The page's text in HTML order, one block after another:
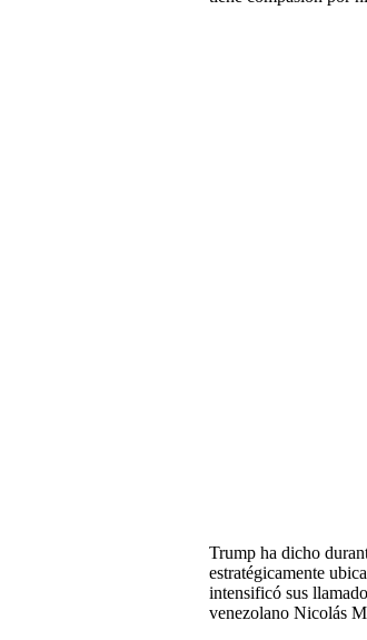
Trump ha dicho
estratégicamente
intensificó sus
venezolano Nicolás